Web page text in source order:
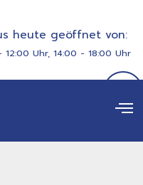
heute geöffnet von:
Uhr, 14:00 - 18:00 Uhr